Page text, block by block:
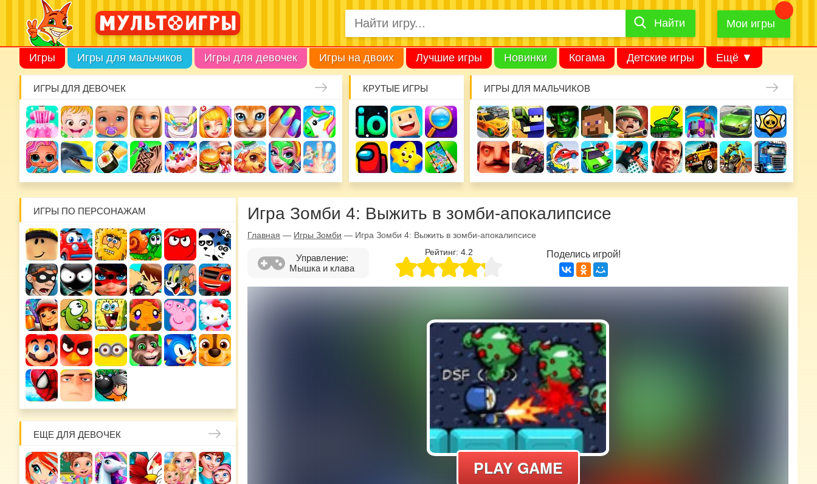
Найти
Найти Мои игры
Игры Игры для мальчиков Игры для девочек Игры на двоих Лучшие игры Новинки Когама Детские игры Ещё ▼
ИГРЫ ДЛЯ ДЕВОЧЕК КРУТЫЕ ИГРЫ ИГРЫ ДЛЯ МАЛЬЧИКОВ
ИГРЫ ПО ПЕРСОНАЖАМ
ЕЩЕ ДЛЯ ДЕВОЧЕК
Игра Зомби 4: Выжить в зомби-апокалипсисе
Главная — Игры Зомби — Игра Зомби 4: Выжить в зомби-апокалипсисе
Управление:
Мышка и клава
Рейтинг: 4.2 Поделись игрой!